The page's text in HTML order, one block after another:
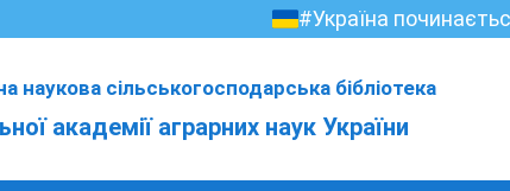
#Україна
наукова сільськогосподарська бібліотека
академії аграрних наук України